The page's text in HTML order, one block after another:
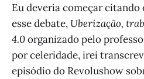
Eu deveria começar
esse debate, Uberização,
4.0organizado pelo
por celeridade, irei
episódio do Revolushow